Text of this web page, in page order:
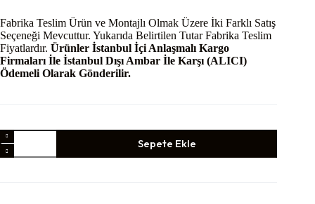
Fabrika Teslim Ürün ve Montajlı Olmak Üzere İki Farklı Satış
Seçeneği Mevcuttur. Yukarıda Belirtilen Tutar Fabrika Teslim
Fiyatlardır. Ürünler İstanbul İçi Anlaşmalı Kargo
Firmaları İle İstanbul Dışı Ambar İle Karşı (ALICI)
Ödemeli Olarak Gönderilir.
Bakır
Ters
Köşe
Sepete Ekle